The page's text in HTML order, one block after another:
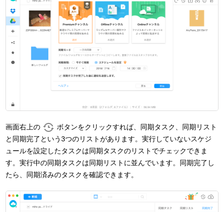
画面右上の
ボタンをクリックすれば、同期タスク、同期リスト
と同期完了という3つのリストがあります。実行していないスケジ
ュールを設定したタスクは同期タスクのリストでチェックできま
す。実行中の同期タスクは同期リストに並んでいます。同期完了し
たら、同期済みのタスクを確認できます。